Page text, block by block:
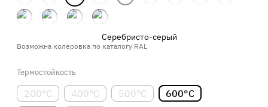
Серебристо-серый
Возможна колеровка по каталогу RAL
Термостойкость
200°С 400°С 500°С
600°С